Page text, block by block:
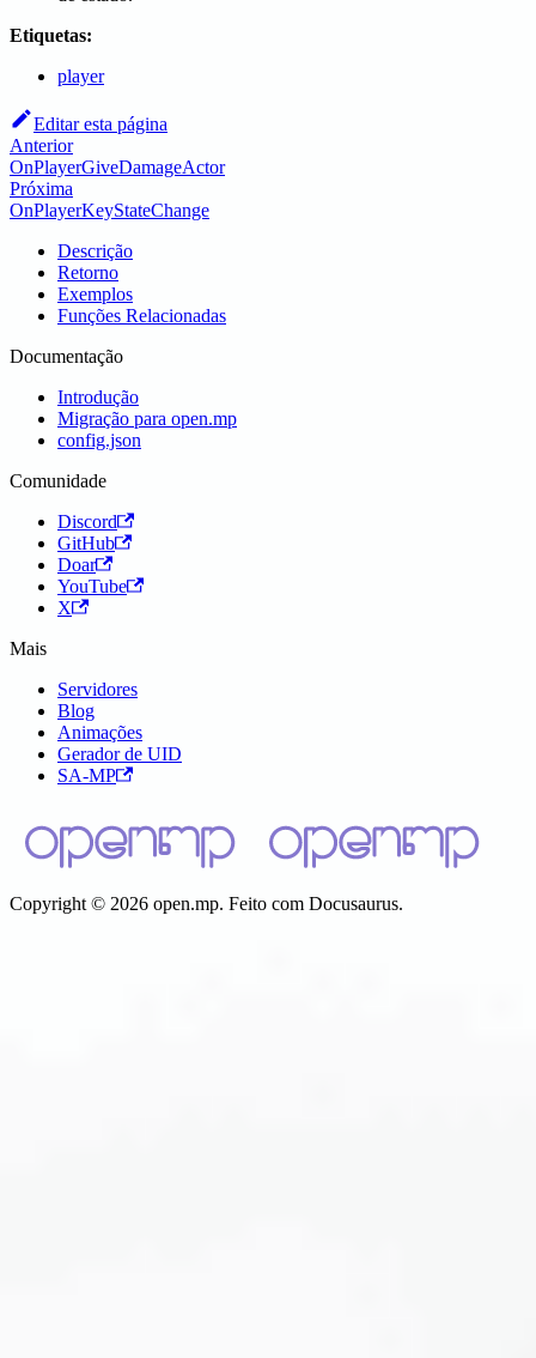
Etiquetas:
player
Editar esta página
Anterior
OnPlayerGiveDamageActor
Próxima
OnPlayerKeyStateChange
Descrição
Retorno
Exemplos
Funções Relacionadas
Documentação
Introdução
Migração para open.mp
config.json
Comunidade
Discord
GitHub
Doar
YouTube
X
Mais
Servidores
Blog
Animações
Gerador de UID
SA-MP
Copyright © 2026 open.mp. Feito com Docusaurus.